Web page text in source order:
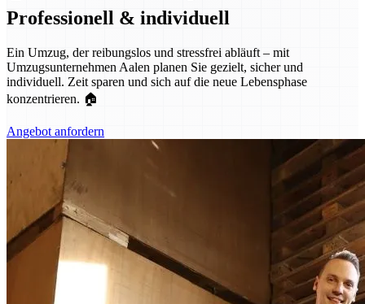
Professionell & individuell
Ein Umzug, der reibungslos und stressfrei abläuft – mit
Umzugsunternehmen Aalen planen Sie gezielt, sicher und
individuell. Zeit sparen und sich auf die neue Lebensphase
konzentrieren. 🏠
Angebot anfordern